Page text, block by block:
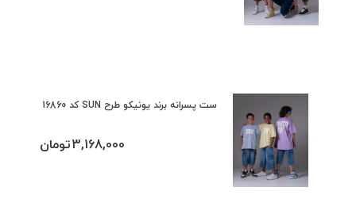
ست پسرانه برند یونیکو طرح SUN کد 16860
3,168,000تومان